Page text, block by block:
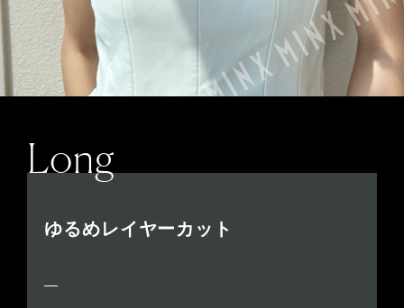
Long
ゆるめレイヤーカット